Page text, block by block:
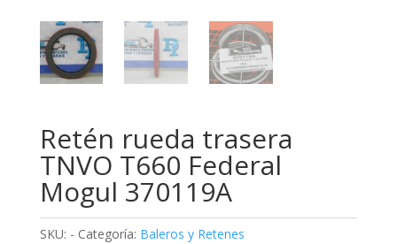
Retén rueda trasera
TNVO T660 Federal
Mogul 370119A
SKU: - Categoría: Baleros y Retenes